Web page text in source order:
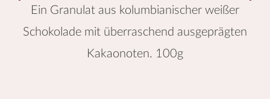
Ein Granulat aus kolumbianischer weißer
Schokolade mit überraschend ausgeprägten
Kakaonoten. 100g